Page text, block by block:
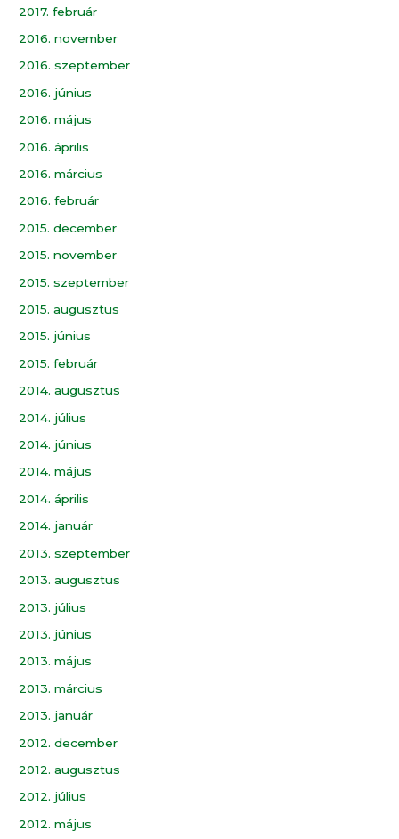
2017. február
2016. november
2016. szeptember
2016. június
2016. május
2016. április
2016. március
2016. február
2015. december
2015. november
2015. szeptember
2015. augusztus
2015. június
2015. február
2014. augusztus
2014. július
2014. június
2014. május
2014. április
2014. január
2013. szeptember
2013. augusztus
2013. július
2013. június
2013. május
2013. március
2013. január
2012. december
2012. augusztus
2012. július
2012. május